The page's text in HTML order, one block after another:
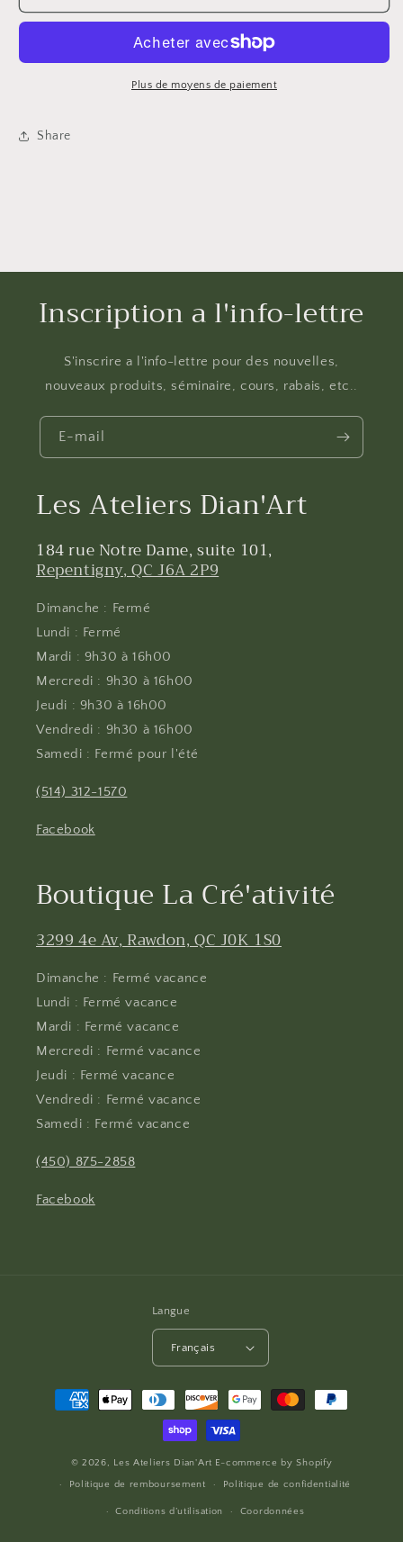
Applicateur
rect.
Applicateur
alcool
rect.
Plus de moyens de paiement
Share
Inscription a l'info-lettre
S'inscrire a l'info-lettre pour des nouvelles,
nouveaux produits, séminaire, cours, rabais, etc..
E-mail
Les Ateliers Dian'Art
184 rue Notre Dame, suite 101,
Repentigny, QC J6A 2P9
Dimanche : Fermé
Lundi : Fermé
Mardi : 9h30 à 16h00
Mercredi : 9h30 à 16h00
Jeudi : 9h30 à 16h00
Vendredi : 9h30 à 16h00
Samedi : Fermé pour l'été
(514) 312-1570
Facebook
Boutique La Cré'ativité
3299 4e Av, Rawdon, QC J0K 1S0
Dimanche : Fermé vacance
Lundi : Fermé vacance
Mardi : Fermé vacance
Mercredi : Fermé vacance
Jeudi : Fermé vacance
Vendredi : Fermé vacance
Samedi : Fermé vacance
(450) 875-2858
Facebook
Langue
Français
Moyens
© 2026, Les Ateliers Dian'Art E-commerce byShopify
Politique de remboursement
Politique de confidentialité
Conditions d’utilisation Coordonnées